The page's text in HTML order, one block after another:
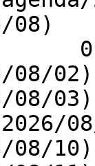
08)
08/
08/
08/